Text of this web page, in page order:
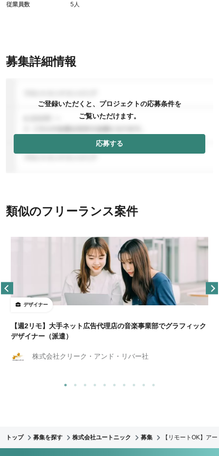
募集詳細情報
ご登録いただくと、プロジェクトの応募条件を
ご覧いただけます。
応募する
従業員数 5人
類似のフリーランス案件
デザイナー
【週2リモ】大手ネット広告代理店の音楽事業部でグラフィック
デザイナー（派遣）
株式会社クリーク・アンド・リバー社
トップ 募集を探す 株式会社ユートニック 募集 【リモートOK】ア